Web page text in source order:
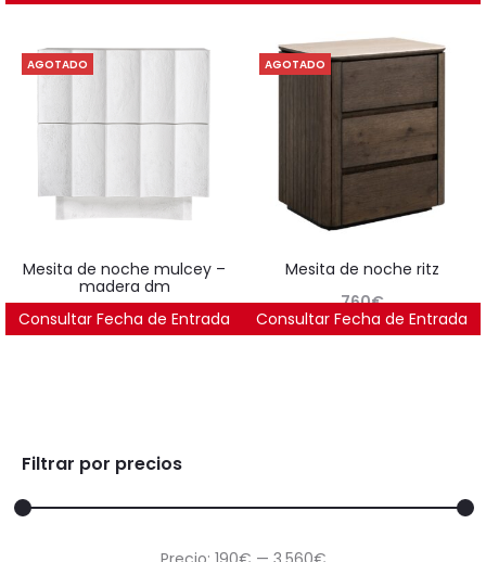
AGOTADO
mesita de noche mulcey –
madera dm
472€
Consultar Fecha de Entrada
AGOTADO
mesita de noche ritz
760€
Consultar Fecha de Entrada
Filtrar por precios
Precio
Precio